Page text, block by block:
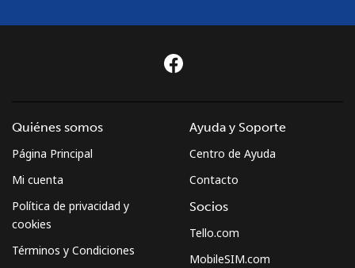
Quiénes somos
Página Principal
Mi cuenta
Política de privacidad y
cookies
Términos y Condiciones
Ayuda y Soporte
Centro de Ayuda
Contacto
Socios
Tello.com
MobileSIM.com